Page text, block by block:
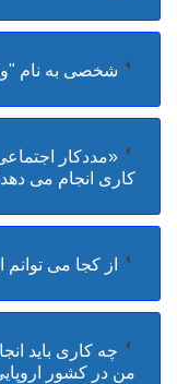
شخصی به نام
«مددکار
کاری انجام می
از کجا می
چه کاری باید
من در کشور